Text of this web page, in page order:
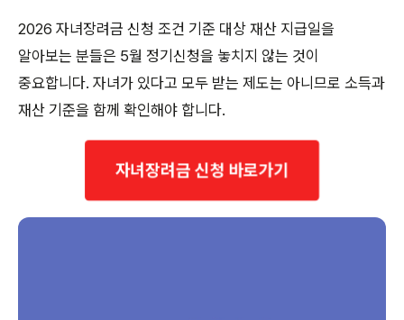
2026 자녀장려금 신청 조건 기준 대상 재산 지급일을
알아보는 분들은 5월 정기신청을 놓치지 않는 것이
중요합니다. 자녀가 있다고 모두 받는 제도는 아니므로 소득과
재산 기준을 함께 확인해야 합니다.
자녀장려금 신청 바로가기